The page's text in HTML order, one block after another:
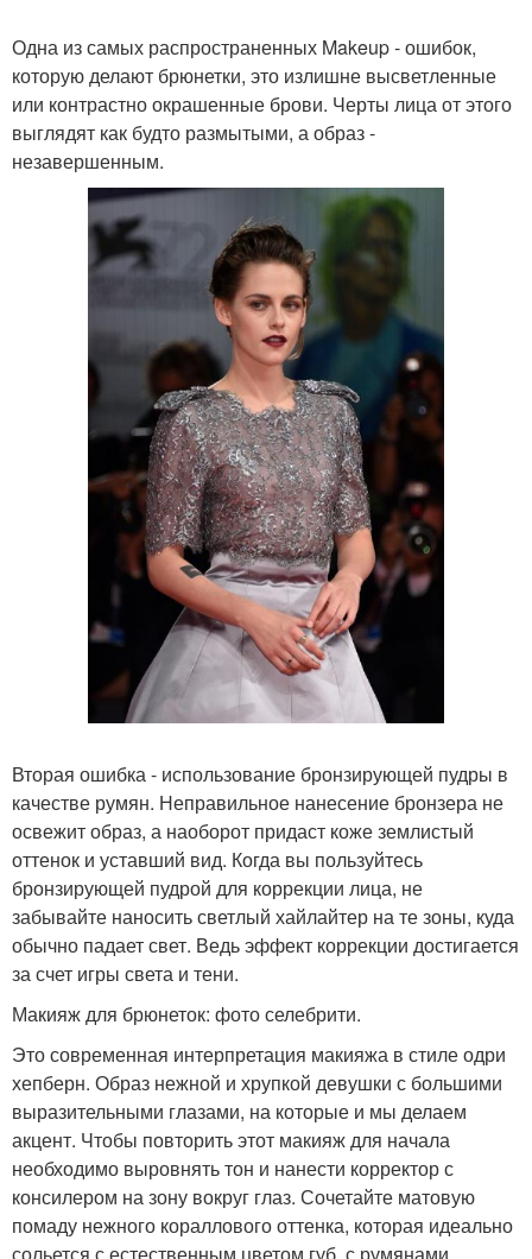
Одна из самых распространенных Makeup - ошибок,
которую делают брюнетки, это излишне высветленные
или контрастно окрашенные брови. Черты лица от этого
выглядят как будто размытыми, а образ -
незавершенным.
Вторая ошибка - использование бронзирующей пудры в
качестве румян. Неправильное нанесение бронзера не
освежит образ, а наоборот придаст коже землистый
оттенок и уставший вид. Когда вы пользуйтесь
бронзирующей пудрой для коррекции лица, не
забывайте наносить светлый хайлайтер на те зоны, куда
обычно падает свет. Ведь эффект коррекции достигается
за счет игры света и тени.
Макияж для брюнеток: фото селебрити.
Это современная интерпретация макияжа в стиле одри
хепберн. Образ нежной и хрупкой девушки с большими
выразительными глазами, на которые и мы делаем
акцент. Чтобы повторить этот макияж для начала
необходимо выровнять тон и нанести корректор с
консилером на зону вокруг глаз. Сочетайте матовую
помаду нежного кораллового оттенка, которая идеально
сольется с естественным цветом губ, с румянами